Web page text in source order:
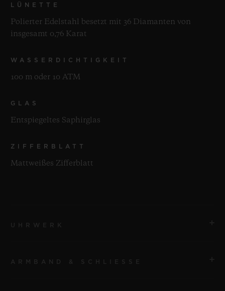
LÜNETTE
Polierter Edelstahl besetzt mit 36 Diamanten von
insgesamt 0,76 Karat
WASSERDICHTIGKEIT
100 m oder 10 ATM
GLAS
Entspiegeltes Saphirglas
ZIFFERBLATT
Mattweißes Zifferblatt